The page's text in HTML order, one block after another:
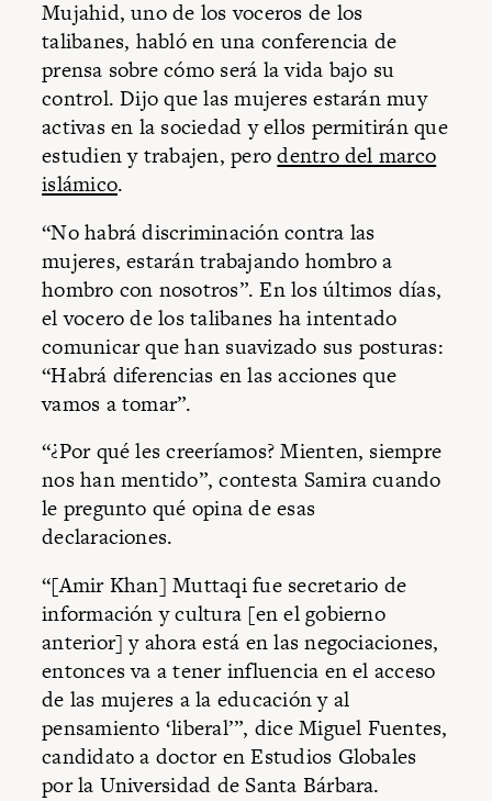
Mujahid, uno de los voceros de los
talibanes, habló en una conferencia de
prensa sobre cómo será la vida bajo su
control. Dijo que las mujeres estarán muy
activas en la sociedad y ellos permitirán que
estudien y trabajen, perodentro del marco
islámico.
“No habrá discriminación contra las
mujeres, estarán trabajando hombro a
hombro con nosotros”. En los últimos días,
el vocero de los talibanes ha intentado
comunicar que han suavizado sus posturas:
“Habrá diferencias en las acciones que
vamos a tomar”.
“¿Por qué les creeríamos? Mienten, siempre
nos han mentido”, contesta Samira cuando
le pregunto qué opina de esas
declaraciones.
“[Amir Khan] Muttaqi fue secretario de
información y cultura [en el gobierno
anterior] y ahora está en las negociaciones,
entonces va a tener influencia en el acceso
de las mujeres a la educación y al
pensamiento ‘liberal’”, dice Miguel Fuentes,
candidato a doctor en Estudios Globales
por la Universidad de Santa Bárbara.